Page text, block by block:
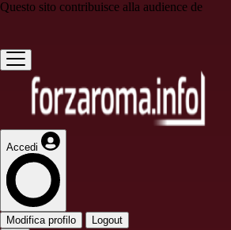
Questo sito contribuisce alla audience de
Accedi
Modifica profilo Logout